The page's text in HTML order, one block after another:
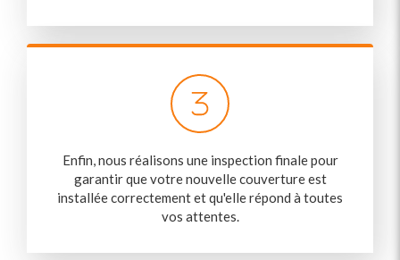
Enfin, nous réalisons une inspection finale pour
garantir que votre nouvelle couverture est
installée correctement et qu'elle répond à toutes
vos attentes.